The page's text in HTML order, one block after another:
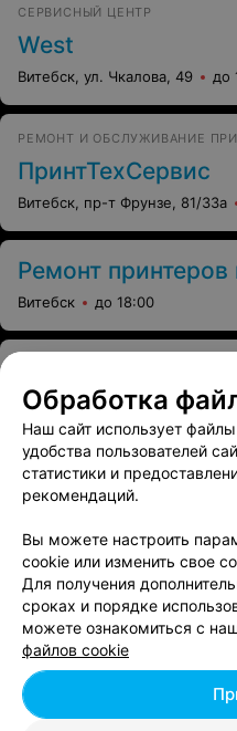
СЕРВИСНЫЙ ЦЕНТР
West
Витебск, ул. Чкалова, 49 до
РЕМОНТ И ОБСЛУЖИВАНИЕ
ПринтТехСервис
Витебск, пр-т Фрунзе, 81/33а
Ремонт принтеров и
Витебск до 18:00
Ровные руки
Витебск, пр-т Московский, 21а
РЕМОНТ ТЕХНИКИ
Витебск, ул. Красного
Обработка
Наш сайт использует
удобства пользователей
статистики и
рекомендаций.
Вы можете настроить
cookie или изменить свое
Для получения
сроках и порядке
можете ознакомиться с
файлов cookie